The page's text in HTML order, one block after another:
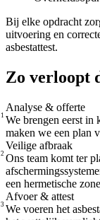
Bij elke opdracht
uitvoering en
asbestattest.
Zo verloopt
1
Analyse & offerte
We brengen eerst in
maken we een plan
2
Veilige afbraak
Ons team komt ter
een hermetische
3
Afvoer & attest
We voeren het